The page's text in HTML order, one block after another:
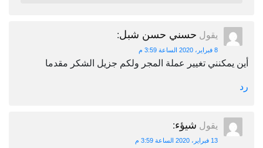
يقول حسني حسن شبل:
8 فبراير، 2020 الساعة 3:59 م
أين يمكنني تغيير عملة المجر ولكم جزيل الشكر مقدما
رد
يقول شيؤء:
13 فبراير، 2020 الساعة 3:59 م